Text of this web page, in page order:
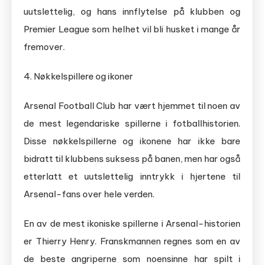
uutslettelig, og hans innflytelse på klubben og
Premier League som helhet vil bli husket i mange år
fremover.
4. Nøkkelspillere og ikoner
Arsenal Football Club har vært hjemmet til noen av
de mest legendariske spillerne i fotballhistorien.
Disse nøkkelspillerne og ikonene har ikke bare
bidratt til klubbens suksess på banen, men har også
etterlatt et uutslettelig inntrykk i hjertene til
Arsenal-fans over hele verden.
En av de mest ikoniske spillerne i Arsenal-historien
er Thierry Henry. Franskmannen regnes som en av
de beste angriperne som noensinne har spilt i